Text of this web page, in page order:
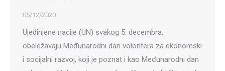
05/12/2020
Ujedinjene nacije (UN) svakog 5. decembra,
obeležavaju Međunarodni dan volontera za ekonomski
i socijalni razvoj, koji je poznat i kao Međunarodni dan